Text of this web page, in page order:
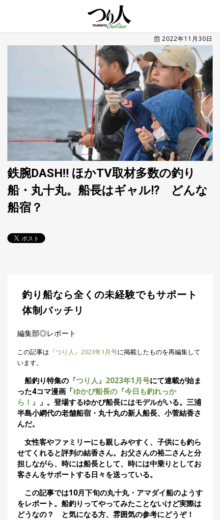
2022年11月30日
鉄腕DASH‼ ほかTV取材多数の釣り
船・丸十丸。船長はギャル⁉ どんな
船宿？
釣り船なら全くの未経験でもサポート
体制バッチリ
編集部◎レポート
この記事は 『つり人』2023年1月号に掲載したものを再編集して
います。
船釣り特集の 『つり人』2023年1月号にて連載が始ま
った4コマ漫画「ゆかぴ船長の『今日も釣れっか
ら！』
」。登場するゆかぴ船長にはモデルがいる。三浦
半島小網代の老舗船宿・丸十丸の新人船長、小菅結香さ
んだ。
女性客やファミリーにも親しみやすく、子供にも釣ら
せてくれると評判の結香さん。お父さんの裕二さんと分
担しながら、時には船長として、時には中乗りとしてお
客さんをサポートする日々を送っている。
この記事では10月下旬の丸十丸・アマダイ船のようす
をレポート。船釣りってやってみたことないけど実際は
どうなの？ と気になる方、雰囲気の参考にどうぞ！
記
ン
ン
グ
HOT
釣具
NEWS
探
す・
か
ら
探
す
›
国
お
す
め
釣
り
場
›
編
集
部
お
す
め
釣
り
›